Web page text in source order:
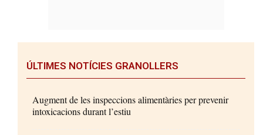
ÚLTIMES NOTÍCIES GRANOLLERS
Augment de les inspeccions alimentàries per prevenir
intoxicacions durant l’estiu